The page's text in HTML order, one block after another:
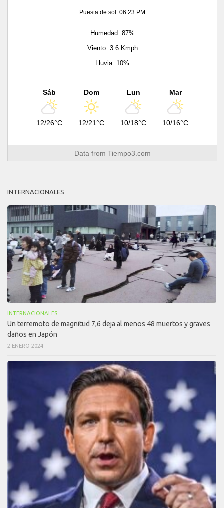
Puesta de sol: 06:23 PM
Humedad: 87%
Viento: 3.6 Kmph
Lluvia: 10%
Sáb
12/26°C
Dom
12/21°C
Lun
10/18°C
Mar
10/16°C
Data from Tiempo3.com
INTERNACIONALES
INTERNACIONALES
Un terremoto de magnitud 7,6 deja al menos 48 muertos y graves
daños en Japón
2 ENERO 2024